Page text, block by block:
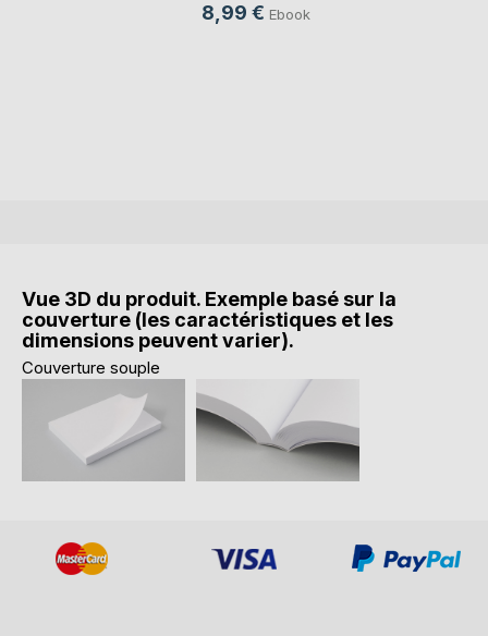
8,99 € Ebook
Vue 3D du produit. Exemple basé sur la
couverture (les caractéristiques et les
dimensions peuvent varier).
Couverture souple